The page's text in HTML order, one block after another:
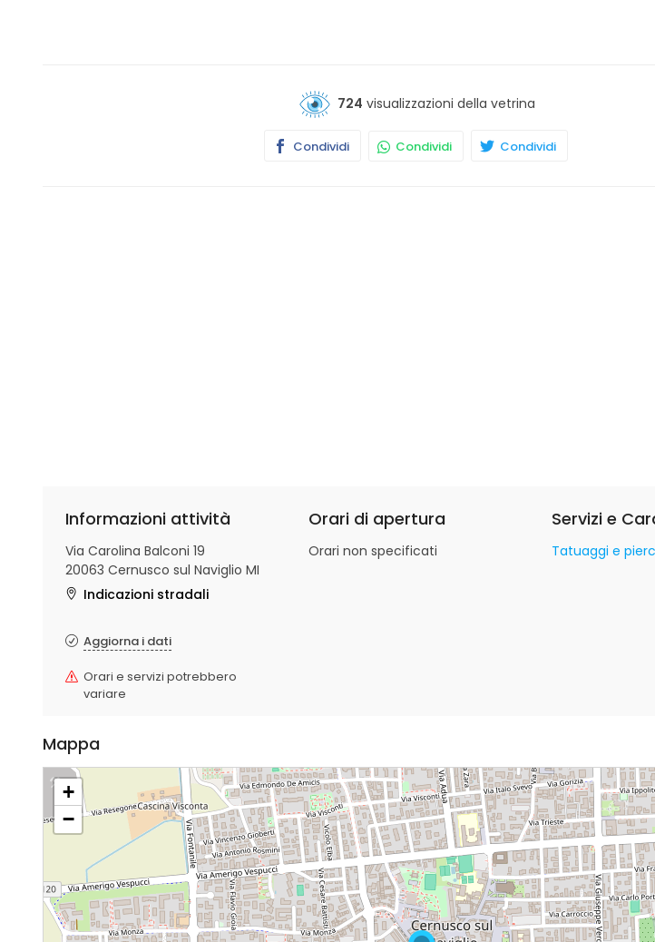
724 visualizzazioni della vetrina
Condividi Condividi Condividi
Informazioni attività
Via Carolina Balconi 19
20063 Cernusco sul Naviglio MI
Indicazioni stradali
Aggiorna i dati
Orari e servizi potrebbero
variare
Orari di apertura
Orari non specificati
Servizi e
Tatuaggi e
Mappa
+
−